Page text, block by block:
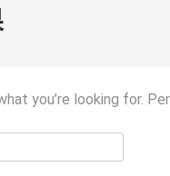
you’re looking for.